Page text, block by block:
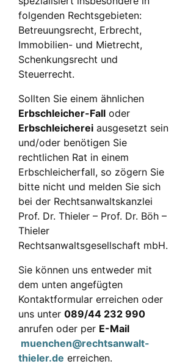
folgenden Rechtsgebieten:
Betreuungsrecht, Erbrecht,
Immobilien- und Mietrecht,
Schenkungsrecht und
Steuerrecht.
Sollten Sie einem ähnlichen
Erbschleicher-Fall oder
Erbschleicherei ausgesetzt sein
und/oder benötigen Sie
rechtlichen Rat in einem
Erbschleicherfall, so zögern Sie
bitte nicht und melden Sie sich
bei der Rechtsanwaltskanzlei
Prof. Dr. Thieler – Prof. Dr. Böh –
Thieler
Rechtsanwaltsgesellschaft mbH.
Sie können uns entweder mit
dem unten angefügten
Kontaktformular erreichen oder
uns unter 089/44 232 990
anrufen oder per E-Mail
muenchen@rechtsanwalt-
thieler.de erreichen.